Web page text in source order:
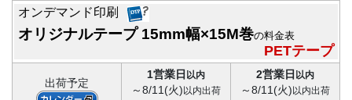
オンデマンド印刷
オリジナルテープ 15mm幅×15M巻の料金表
PETテープ
出荷予定
1営業日 以内
～8/11(火) 以内出荷
2営業日 以内
～8/11(火) 以内出荷